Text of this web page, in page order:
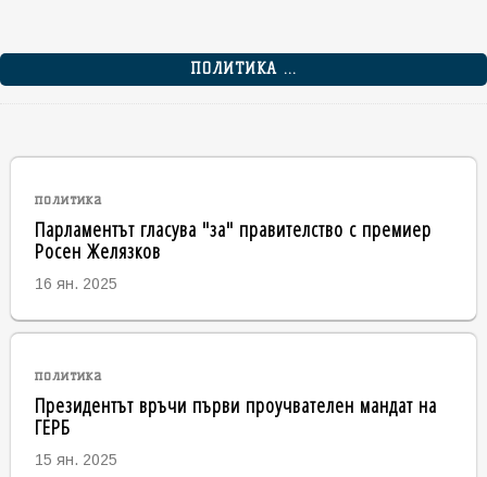
ПОЛИТИКА ...
политика
Парламентът гласува "за" правителство с премиер
Росен Желязков
16 ян. 2025
политика
Президентът връчи първи проучвателен мандат на
ГЕРБ
15 ян. 2025